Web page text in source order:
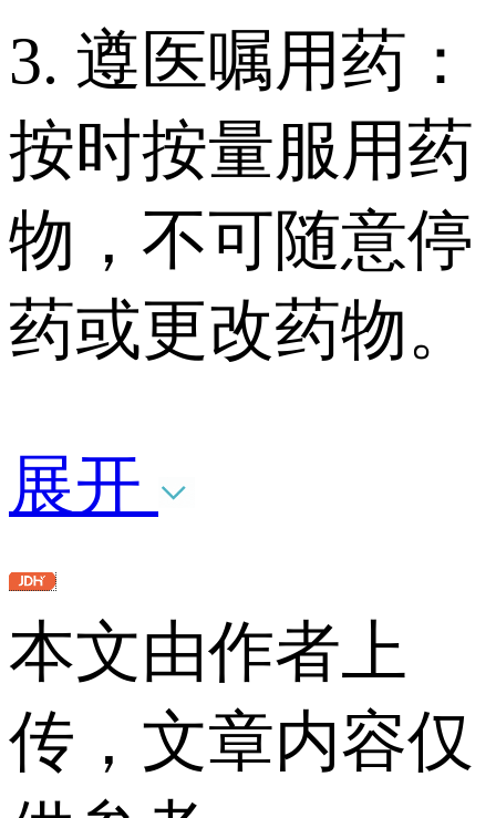
3. 遵医嘱用药：
按时按量服用药
物，不可随意停
药或更改药物。
展开
本文由作者上
传，文章内容仅